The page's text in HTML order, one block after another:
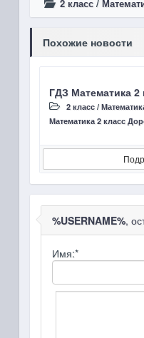
2 класс/
Похожие новости
ГДЗ Математика 2
2 класс/
Математика 2 класс
%USERNAME%,
Имя:*